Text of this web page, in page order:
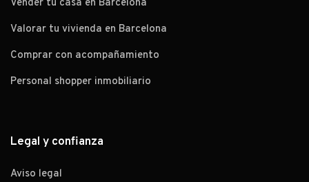
Vender tu casa en Barcelona
Valorar tu vivienda en Barcelona
Comprar con acompañamiento
Personal shopper inmobiliario
Legal y confianza
Aviso legal